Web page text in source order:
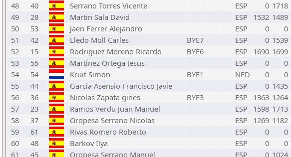
48
40 Serrano Torres Vicente ESP 0 1718
49
28 Martin Sala David ESP 1532 1489
50
53 Jaen Ferrer Alejandro ESP 0 0
51
42 Lledo Moll Carles BYE7 ESP 0 1539
52
15 Rodriguez Moreno Ricardo BYE6 ESP 1690 1699
53
55 Martinez Ortega Jesus ESP 0 0
54
54 Kruit Simon BYE1 NED 0 0
55
44 Garcia Asensio Francisco Javie ESP 0 1435
56
36 Nicolas Zapata gines BYE3 ESP 1363 1264
57
23 Ramos Verdu Juan Manuel ESP 1598 1713
58
37 Oropesa Serrano Nicolas ESP 1269 1182
59
61 Rivas Romero Roberto ESP 0 0
60
48 Barkov Ilya ESP 0 0
61
45 Oropesa Serrano Manuel ESP 0 1024